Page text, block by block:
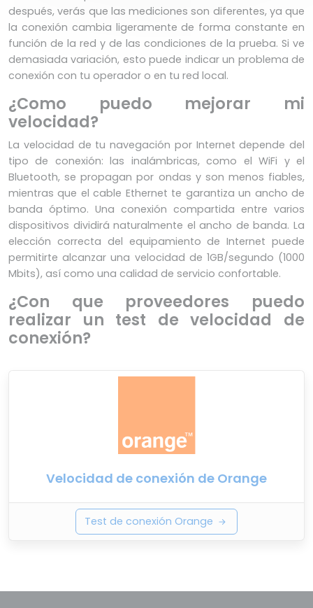
después, verás que las mediciones son diferentes, ya que
la conexión cambia ligeramente de forma constante en
función de la red y de las condiciones de la prueba. Si ve
demasiada variación, esto puede indicar un problema de
conexión con tu operador o en tu red local.
¿Como puedo mejorar mi
velocidad?
La velocidad de tu navegación por Internet depende del
tipo de conexión: las inalámbricas, como el WiFi y el
Bluetooth, se propagan por ondas y son menos fiables,
mientras que el cable Ethernet te garantiza un ancho de
banda óptimo. Una conexión compartida entre varios
dispositivos dividirá naturalmente el ancho de banda. La
elección correcta del equipamiento de Internet puede
permitirte alcanzar una velocidad de 1GB/segundo (1000
Mbits), así como una calidad de servicio confortable.
¿Con que proveedores puedo
realizar un test de velocidad de
conexión?
Velocidad de conexión de Orange
Test de conexión Orange